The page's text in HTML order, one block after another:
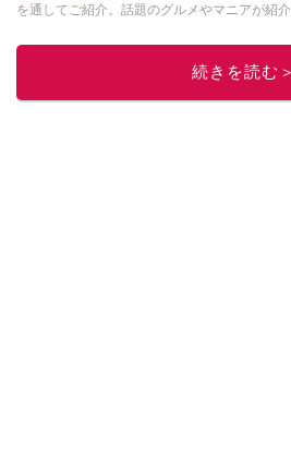
を通してご紹介。話題のグルメやマニアが紹
レビューしています。毎日トレンド情報をお
してください！続きを読む＞